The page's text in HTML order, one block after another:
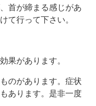
首が締まる感じがあ
て行って下さい。
果があります。
のがあります。症状
あります。是非一度